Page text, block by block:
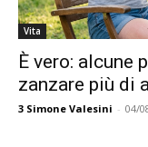
Vita
È vero: alcune
zanzare più di
3 Simone Valesini - 04/